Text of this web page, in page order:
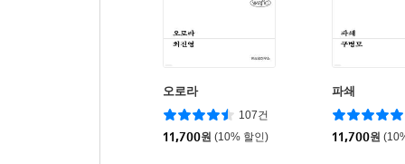
오로라
107건
11,700원 (10% 할인)
파쇄
11,700원